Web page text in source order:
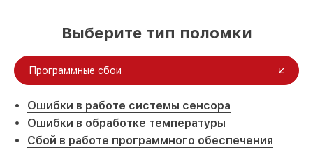
Выберите тип поломки
Программные сбои
Ошибки в работе системы сенсора
Ошибки в обработке температуры
Сбой в работе программного обеспечения